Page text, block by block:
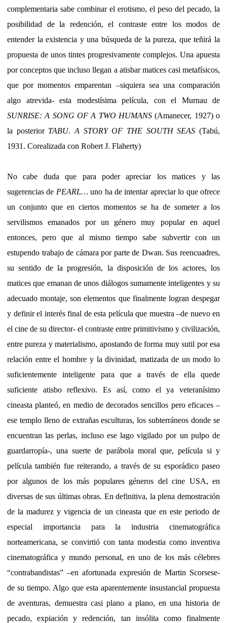
complementaria sabe combinar el erotismo, el peso del pecado, la
posibilidad de la redención, el contraste entre los modos de
entender la existencia y una búsqueda de la pureza, que teñirá la
propuesta de unos tintes progresivamente complejos. Una apuesta
por conceptos que incluso llegan a atisbar matices casi metafísicos,
que por momentos emparentan –siquiera sea una comparación
algo atrevida- esta modestísima película, con el Murnau de
SUNRISE: A SONG OF A TWO HUMANS (Amanecer, 1927) o
la posterior TABU.A STORY OF THE SOUTH SEAS (Tabú,
1931. Corealizada con Robert J. Flaherty)
No cabe duda que para poder apreciar los matices y las
sugerencias de PEARL… uno ha de intentar apreciar lo que ofrece
un conjunto que en ciertos momentos se ha de someter a los
servilismos emanados por un género muy popular en aquel
entonces, pero que al mismo tiempo sabe subvertir con un
estupendo trabajo de cámara por parte de Dwan. Sus reencuadres,
su sentido de la progresión, la disposición de los actores, los
matices que emanan de unos diálogos sumamente inteligentes y su
adecuado montaje, son elementos que finalmente logran despegar
y definir el interés final de esta película que muestra –de nuevo en
el cine de su director- el contraste entre primitivismo y civilización,
entre pureza y materialismo, apostando de forma muy sutil por esa
relación entre el hombre y la divinidad, matizada de un modo lo
suficientemente inteligente para que a través de ella quede
suficiente atisbo reflexivo. Es así, como el ya veteranísimo
cineasta planteó, en medio de decorados sencillos pero eficaces –
ese templo lleno de extrañas esculturas, los subterráneos donde se
encuentran las perlas, incluso ese lago vigilado por un pulpo de
guardarropía-, una suerte de parábola moral que, película si y
película también fue reiterando, a través de su esporádico paseo
por algunos de los más populares géneros del cine USA, en
diversas de sus últimas obras. En definitiva, la plena demostración
de la madurez y vigencia de un cineasta que en este periodo de
especial importancia para la industria cinematográfica
norteamericana, se convirtió con tanta modestia como inventiva
cinematográfica y mundo personal, en uno de los más célebres
“contrabandistas” –en afortunada expresión de Martin Scorsese-
de su tiempo. Algo que esta aparentemente insustancial propuesta
de aventuras, demuestra casi plano a plano, en una historia de
pecado, expiación y redención, tan insólita como finalmente